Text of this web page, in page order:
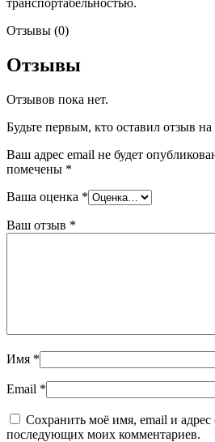
Отзывы (0)
Отзывы
Отзывов пока нет.
Будьте первым, кто оставил отзыв
Ваш адрес email не будет
помечены *
Ваша оценка *
Ваш отзыв *
Имя *
Email *
Сохранить моё имя, email и адрес
последующих моих комментариев.